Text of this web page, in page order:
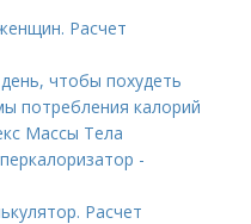
Расчет
чтобы похудеть
потребления калорий
Массы Тела
-
Расчет